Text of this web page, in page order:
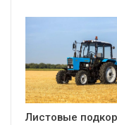
Листовые